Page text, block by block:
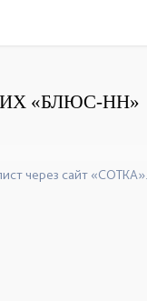
«БЛЮС-НН»
через сайт «СОТКА».